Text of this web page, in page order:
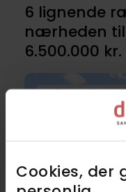
Cookies, der
6 lignende
nærheden
6.500.000